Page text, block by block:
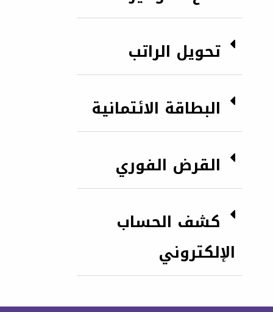
تحويل الراتب
البطاقة الائتمانية
القرض الفوري
كشف الحساب
الإلكتروني